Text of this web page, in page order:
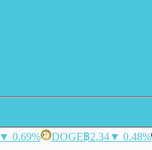
▼ 0.69% DOGE฿2.34▼ 0.48%